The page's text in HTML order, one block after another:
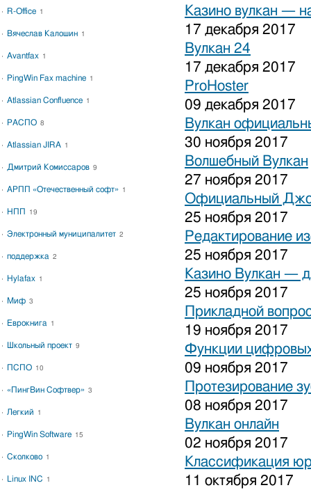
Казино вулкан —
17 декабря 2017
Вулкан 24
17 декабря 2017
ProHoster
09 декабря 2017
Вулкан
30 ноября 2017
Волшебный Вулкан
27 ноября 2017
Официальный
25 ноября 2017
Редактирование
25 ноября 2017
Казино Вулкан —
25 ноября 2017
Прикладной
19 ноября 2017
Функции
09 ноября 2017
Протезирование
08 ноября 2017
Вулкан онлайн
02 ноября 2017
Классификация
11 октября 2017
R-Office 1
Вячеслав Калошин 1
Avantfax 1
PingWin Fax machine 1
Atlassian Confluence 1
РАСПО 8
Atlassian JIRA 1
Дмитрий Комиссаров 9
АРПП «Отечественный софт» 1
НПП 19
Электронный муниципалитет 2
поддержка 2
Hylafax 1
Миф 3
Еврокнига 1
Школьный проект 9
ПСПО 10
«ПингВин Софтвер» 3
Легкий 1
PingWin Software 15
Сколково 1
Linux INC 1